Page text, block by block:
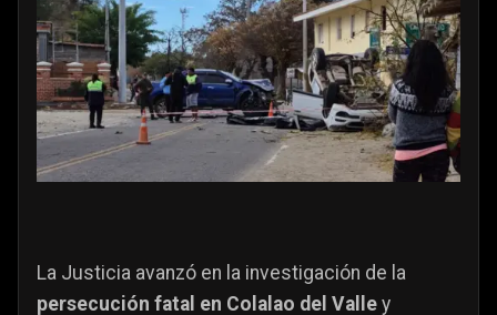
La Justicia avanzó en la investigación de la
persecución fatal en Colalao del Valle y